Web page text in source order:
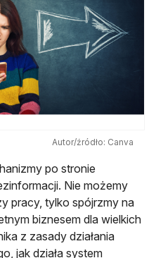
Autor/źródło: Canva
po stronie
Nie możemy
pracy, tylko spójrzmy na
biznesem dla wielkich
z zasady działania
jak działa system